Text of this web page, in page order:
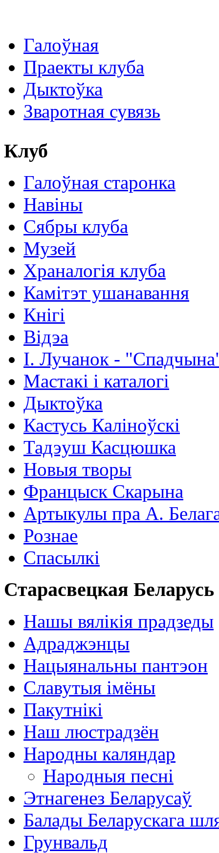
Галоўная
Праекты клуба
Дыктоўка
Зваротная сувязь
Клуб
Галоўная старонка
Навіны
Сябры клуба
Музей
Храналогія клуба
Камітэт ушанавання
Кнігі
Відэа
І. Лучанок -
Мастакі i каталогi
Дыктоўка
Кастусь Каліноўскі
Тадэуш Касцюшка
Новыя творы
Францыск Скарына
Артыкулы пра А.
Рознае
Спасылкі
Старасвецкая Беларусь
Нашы вялікія прадзеды
Адраджэнцы
Нацыянальны пантэон
Славутыя імёны
Пакутнікі
Наш люстрадзён
Народны каляндар
Народныя песні
Этнагенез Беларусаў
Балады Беларускага
Грунвальд